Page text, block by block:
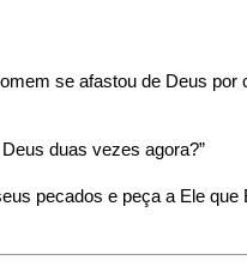
se afastou de Deus
duas vezes agora?”
pecados e peça a Ele